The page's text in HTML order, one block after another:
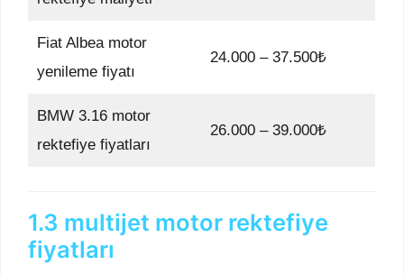
Fiat Albea motor
yenileme fiyatı
24.000 – 37.500₺
BMW 3.16 motor
rektefiye fiyatları
26.000 – 39.000₺
1.3 multijet motor rektefiye
fiyatları